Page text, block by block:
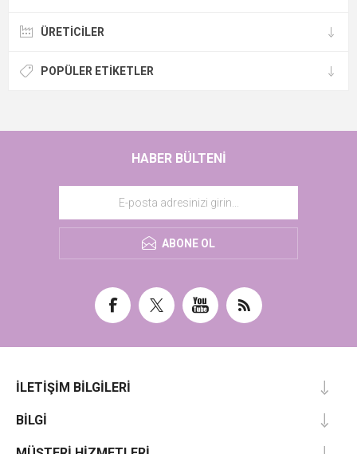
ÜRETICILER
POPÜLER ETIKETLER
HABER BÜLTENI
ABONE OL
İLETIŞIM BILGILERI
BILGI